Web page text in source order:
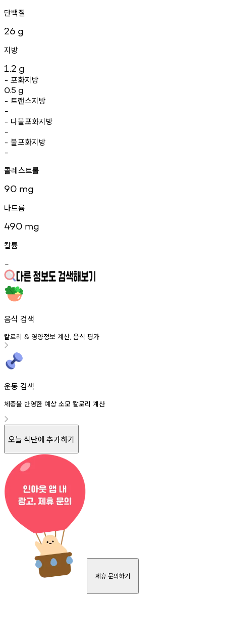
단백질
26 g
지방
1.2 g
- 포화지방
0.5 g
- 트랜스지방
-
- 다불포화지방
-
- 불포화지방
-
콜레스트롤
90 mg
나트륨
490 mg
칼륨
-
음식 검색
칼로리 & 영양정보 계산, 음식 평가
운동 검색
체중을 반영한 예상 소모 칼로리 계산
오늘 식단에 추가하기
제휴 문의하기